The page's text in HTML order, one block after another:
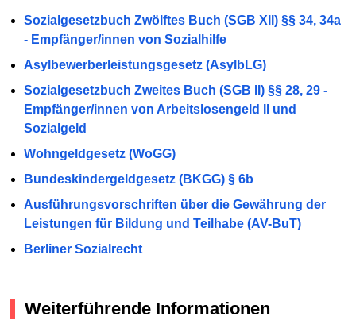
Sozialgesetzbuch Zwölftes Buch (SGB XII) §§ 34, 34a
- Empfänger/innen von Sozialhilfe
Asylbewerberleistungsgesetz (AsylbLG)
Sozialgesetzbuch Zweites Buch (SGB II) §§ 28, 29 -
Empfänger/innen von Arbeitslosengeld II und
Sozialgeld
Wohngeldgesetz (WoGG)
Bundeskindergeldgesetz (BKGG) § 6b
Ausführungsvorschriften über die Gewährung der
Leistungen für Bildung und Teilhabe (AV-BuT)
Berliner Sozialrecht
Weiterführende Informationen